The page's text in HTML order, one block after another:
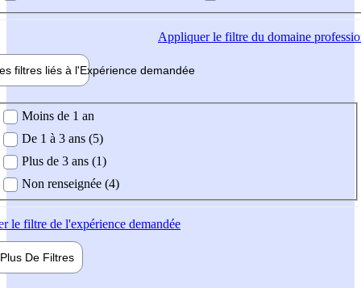
Appliquerle filtre du domaine
filtres liés à l'Expérience demandée
demandée
Moins de 1 an
De 1 à 3 ans (5)
Plus de 3 ans (1)
Non renseignée (4)
le filtre de l'expérience demandée
Plus De Filtres